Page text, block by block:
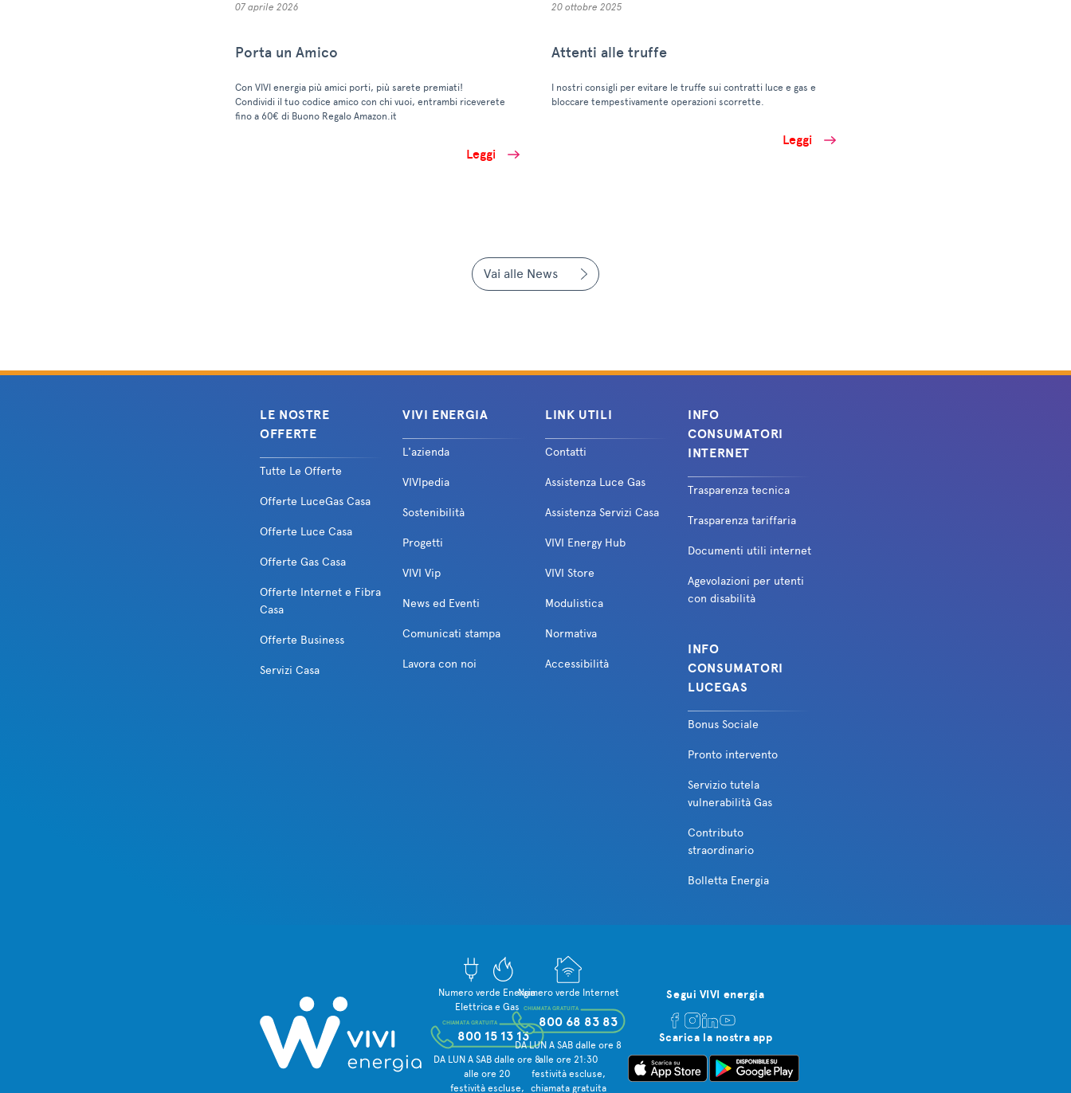
07 aprile 2026
Porta un Amico
Con VIVI energia più amici porti, più sarete premiati!
Condividi il tuo codice amico con chi vuoi, entrambi riceverete
fino a 60€ di Buono Regalo Amazon.it
Leggi
20 ottobre 2025
Attenti alle truffe
I nostri consigli per evitare le truffe sui contratti luce e gas e
bloccare tempestivamente operazioni scorrette.
Leggi
Vai alle News
LE NOSTRE
OFFERTE
Tutte Le Offerte
Offerte LuceGas Casa
Offerte Luce Casa
Offerte Gas Casa
Offerte Internet e Fibra
Casa
Offerte Business
Servizi Casa
VIVI ENERGIA
L'azienda
VIVIpedia
Sostenibilità
Progetti
VIVI Vip
News ed Eventi
Comunicati stampa
Lavora con noi
LINK UTILI
Contatti
Assistenza Luce Gas
Assistenza Servizi Casa
VIVI Energy Hub
VIVI Store
Modulistica
Normativa
Accessibilità
INFO
CONSUMATORI
INTERNET
Trasparenza tecnica
Trasparenza tariffaria
Documenti utili internet
Agevolazioni per utenti
con disabilità
INFO
CONSUMATORI
LUCEGAS
Bonus Sociale
Pronto intervento
Servizio tutela
vulnerabilità Gas
Contributo
straordinario
Bolletta Energia
Numero verde Energia
Elettrica e Gas
800 15 13 13
CHIAMATA GRATUITA
DA LUN A SAB dalle ore 8
alle ore 20
festività escluse,
Numero verde Internet
800 68 83 83
CHIAMATA GRATUITA
DA LUN A SAB dalle ore 8
alle ore 21:30
festività escluse,
chiamata gratuita
Segui VIVI energia
Scarica la nostra app